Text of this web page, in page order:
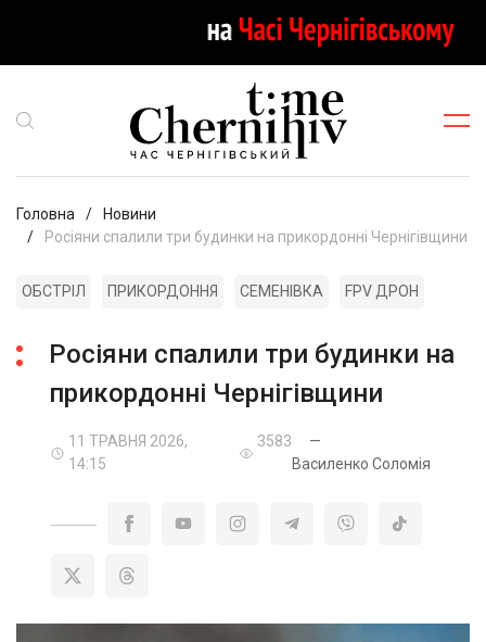
Головна
Новини
Росіяни спалили три будинки на прикордонні Чернігівщини
ОБСТРІЛ ПРИКОРДОННЯ СЕМЕНІВКА FPV ДРОН
Росіяни спалили три будинки на
прикордонні Чернігівщини
11 ТРАВНЯ 2026,
14:15
3583
—
Василенко Соломія